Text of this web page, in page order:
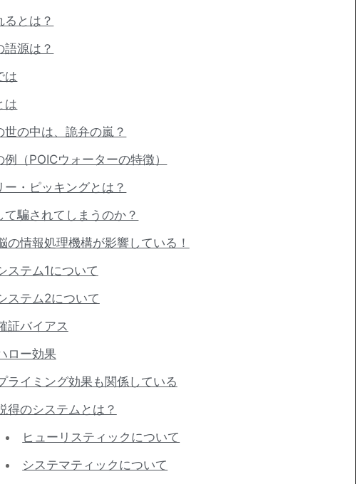
るとは？
語源は？
は
は
世の中は、詭弁の嵐？
例（POICウォーターの特徴）
ー・ピッキングとは？
て騙されてしまうのか？
の情報処理機構が影響している！
ステム1について
ステム2について
証バイアス
ロー効果
ライミング効果も関係している
得のシステムとは？
ヒューリスティックについて
システマティックについて